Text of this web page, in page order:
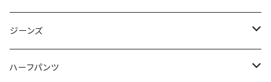
50/XL～
48/L
50/XL～
46/M
48/L
～44/S
46/M
ジーンズ
～44/S
ハーフパンツ